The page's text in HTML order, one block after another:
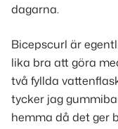
dagarna.
Bicepscurl är
lika bra att göra
två fyllda
tycker jag
hemma då det ger